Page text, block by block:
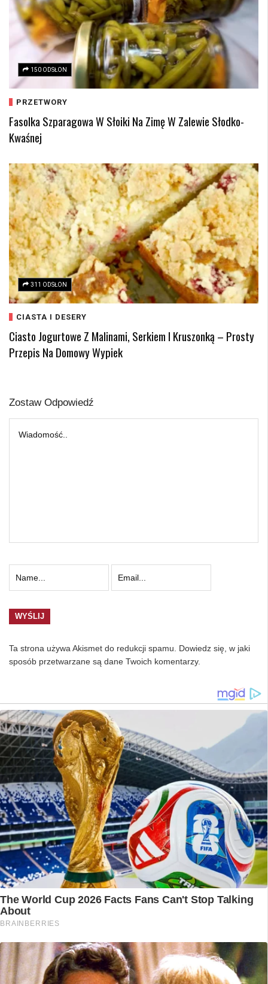
150 ODSŁON
PRZETWORY
Fasolka Szparagowa W Słoiki Na Zimę W Zalewie Słodko-
Kwaśnej
311 ODSŁON
CIASTA I DESERY
Ciasto Jogurtowe Z Malinami, Serkiem I Kruszonką – Prosty
Przepis Na Domowy Wypiek
Zostaw Odpowiedź
Ta strona używa Akismet do redukcji spamu. Dowiedz się, w jaki
sposób przetwarzane są dane Twoich komentarzy.